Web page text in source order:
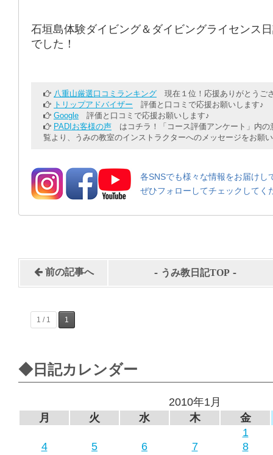
石垣島体験ダイビング＆ダイビングライセンス
でした！
八重山厳選口コミランキング 現在１位！応援ありがとうご
トリップアドバイザー 評価と口コミで応援お願いします♪
Google 評価と口コミで応援お願いします♪
PADIお客様の声 はコチラ！「コース評価アンケート」内の
覧より、うみの教室のインストラクターへのメッセージをお願
各SNSでも様々な情報をお届けし
ぜひフォローしてチェックしてく
前の記事へ - うみ教日記TOP -
1 / 1 1
◆日記カレンダー
2010年1月
月
火 水 木
金
1
4
5 6 7
8